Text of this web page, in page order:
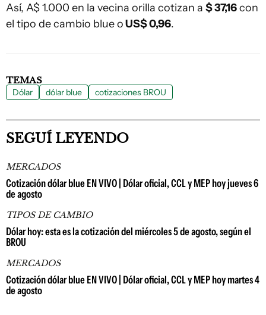
Así, A$ 1.000 en la vecina orilla cotizan a $ 37,16con
el tipo de cambio blue oUS$ 0,96.
TEMAS
Dólar dólar blue cotizaciones BROU
SEGUÍ LEYENDO
MERCADOS
Cotización dólar blue EN VIVO | Dólar oficial, CCL y MEP hoy jueves 6
de agosto
TIPOS DE CAMBIO
Dólar hoy: esta es la cotización del miércoles 5 de agosto, según el
BROU
MERCADOS
Cotización dólar blue EN VIVO | Dólar oficial, CCL y MEP hoy martes 4
de agosto